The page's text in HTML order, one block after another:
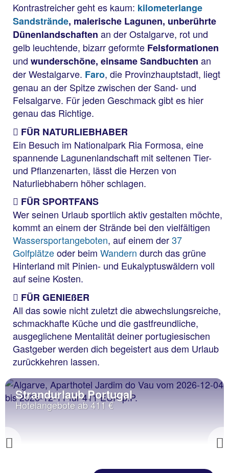
Kontrastreicher geht es kaum: kilometerlange
Sandstrände, malerische Lagunen, unberührte
Dünenlandschaften an der Ostalgarve, rot und
gelb leuchtende, bizarr geformte Felsformationen
und wunderschöne, einsame Sandbuchten an
der Westalgarve. Faro, die Provinzhauptstadt, liegt
genau an der Spitze zwischen der Sand- und
Felsalgarve. Für jeden Geschmack gibt es hier
genau das Richtige.
FÜR NATURLIEBHABER
Ein Besuch im Nationalpark Ria Formosa, eine
spannende Lagunenlandschaft mit seltenen Tier-
und Pflanzenarten, lässt die Herzen von
Naturliebhabern höher schlagen.
FÜR SPORTFANS
Wer seinen Urlaub sportlich aktiv gestalten möchte,
kommt an einem der Strände bei den vielfältigen
Wassersportangeboten, auf einem der37
Golfplätzeoder beim Wandern durch das grüne
Hinterland mit Pinien- und Eukalyptuswäldern voll
auf seine Kosten.
FÜR GENIEßER
All das sowie nicht zuletzt die abwechslungsreiche,
schmackhafte Küche und die gastfreundliche,
ausgeglichene Mentalität deiner portugiesischen
Gastgeber werden dich begeistert aus dem Urlaub
zurückkehren lassen.
Previous
Strandurlaub Portugal
Hotelangebote ab 411 €